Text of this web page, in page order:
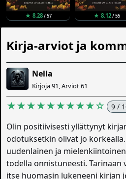
★ 8.28/ 57 ★ 8.12/ 55
Kirja-arviot ja
Nella
Kirjoja 91, Arviot 61
★★★★★★★★★☆ 9 /
Olin positiivisesti yllättynyt
odotuksetkin olivat jo
uudenlainen ja
todella onnistuneesti. Tarinaan
itse huomasin lukeneeni kirjan